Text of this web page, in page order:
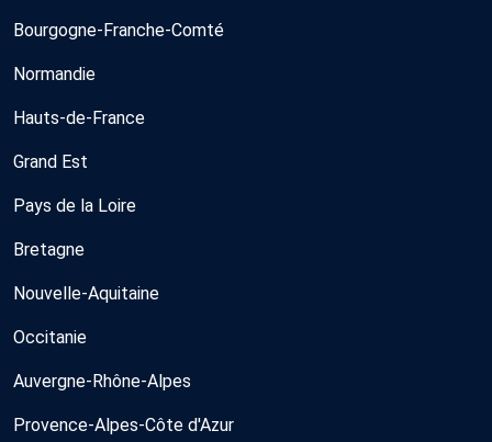
Bourgogne-Franche-Comté
Normandie
Hauts-de-France
Grand Est
Pays de la Loire
Bretagne
Nouvelle-Aquitaine
Occitanie
Auvergne-Rhône-Alpes
Provence-Alpes-Côte d'Azur